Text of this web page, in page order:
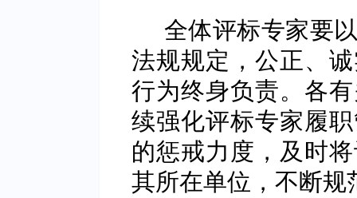
全体评标专家要
法规规定，公正、
行为终身负责。各
续强化评标专家履
的惩戒力度，及时
其所在单位，不断